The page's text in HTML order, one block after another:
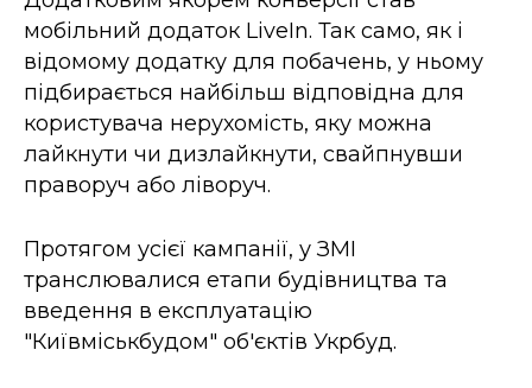
мобільний додаток LiveIn. Так само, як і
відомому додатку для побачень, у ньому
підбирається найбільш відповідна для
користувача нерухомість, яку можна
лайкнути чи дизлайкнути, свайпнувши
праворуч або ліворуч.
Протягом усієї кампанії, у ЗМІ
транслювалися етапи будівництва та
введення в експлуатацію
"Київміськбудом" об'єктів Укрбуд.